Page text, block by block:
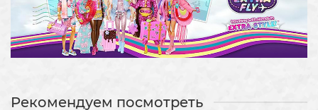
Рекомендуем посмотреть